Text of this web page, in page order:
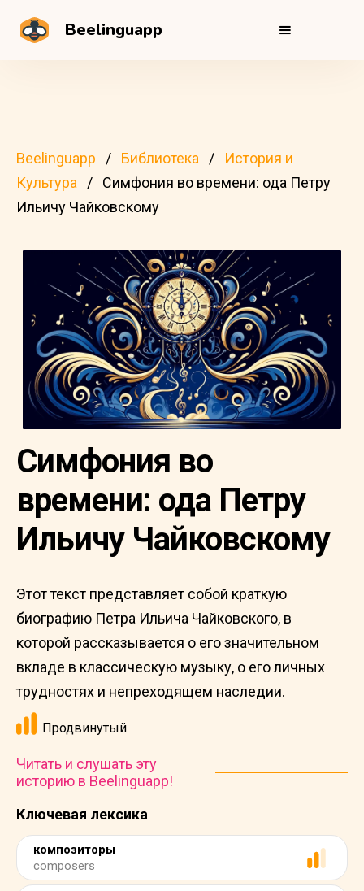
Beelinguapp
Beelinguapp Библиотека
История и
Культура
Симфония во времени: ода Петру
Ильичу Чайковскому
Ключевая лексика
композиторы
composers
Симфония во
времени: ода Петру
Ильичу Чайковскому
Этот текст представляет собой краткую
биографию Петра Ильича Чайковского, в
которой рассказывается о его значительном
вкладе в классическую музыку, о его личных
трудностях и непреходящем наследии.
Продвинутый
Читать и слушать эту
историю в Beelinguapp!